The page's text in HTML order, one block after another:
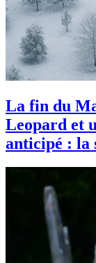
La fin du
Leopard et
anticipé : la